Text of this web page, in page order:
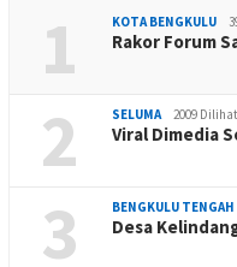
1 KOTA BENGKULU
Rakor Forum
2 SELUMA 2009 Dilihat
Viral Dimedia
3 BENGKULU TENGAH
Desa